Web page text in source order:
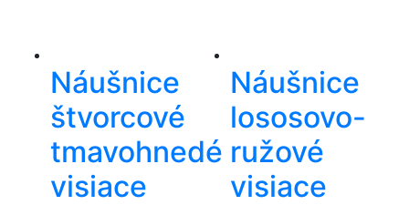
Náušnice
štvorcové
tmavohnedé
visiace
Náušnice
lososovo-
ružové
visiace